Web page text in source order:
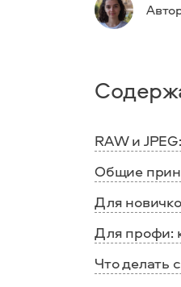
RAW и
Общие
Для
Для профи:
Что делать